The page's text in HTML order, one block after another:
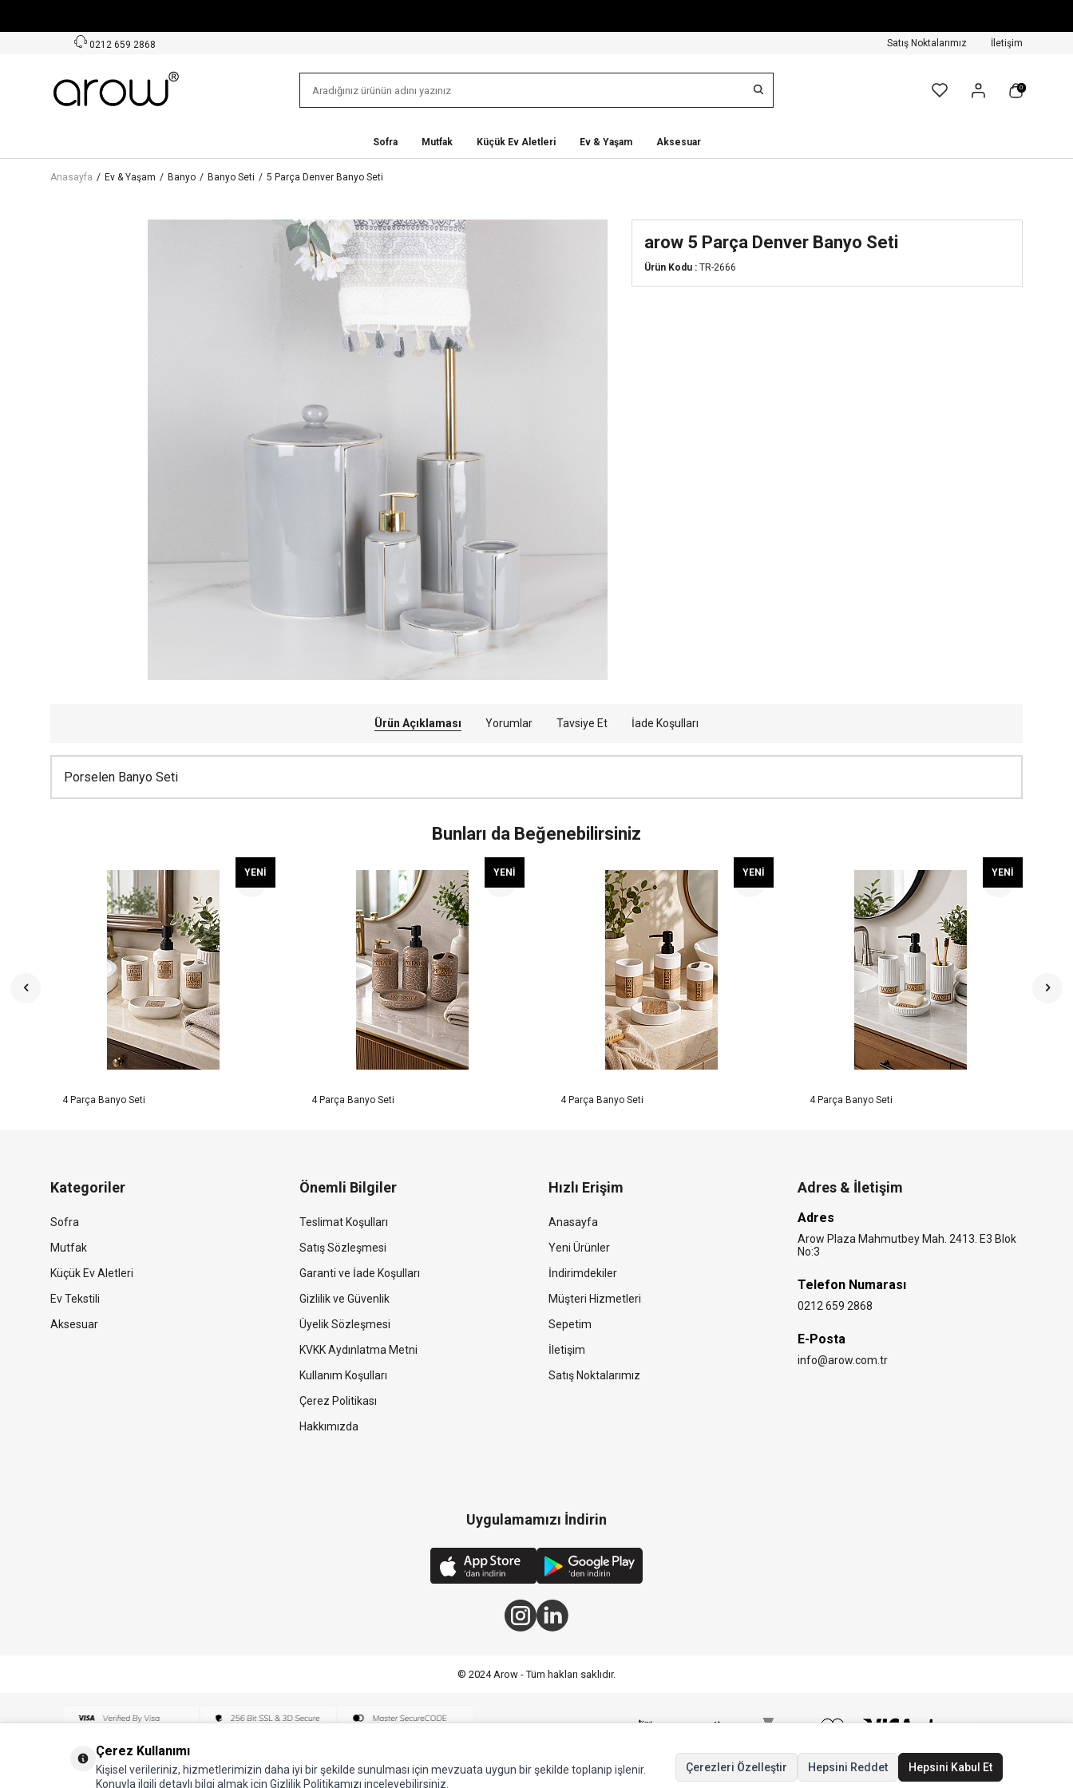
0212 659 2868 Satış Noktalarımız İletişim
0
Sofra Mutfak Küçük Ev Aletleri Ev & Yaşam Aksesuar
Anasayfa / Ev & Yaşam / Banyo / Banyo Seti / 5 Parça Denver Banyo Seti
arow 5 Parça Denver Banyo Seti
Ürün Kodu : TR-2666
Ürün Açıklaması Yorumlar Tavsiye Et İade Koşulları
Porselen Banyo Seti
Bunları da Beğenebilirsiniz
YENI
4 Parça Banyo Seti
YENI
4 Parça Banyo Seti
YENI
4 Parça Banyo Seti
YENI
4 Parça Banyo Seti
Kategoriler
Sofra
Mutfak
Küçük Ev Aletleri
Ev Tekstili
Aksesuar
Önemli Bilgiler
Teslimat Koşulları
Satış Sözleşmesi
Garanti ve İade Koşulları
Gizlilik ve Güvenlik
Üyelik Sözleşmesi
KVKK Aydınlatma Metni
Kullanım Koşulları
Çerez Politikası
Hakkımızda
Hızlı Erişim
Anasayfa
Yeni Ürünler
İndirimdekiler
Müşteri Hizmetleri
Sepetim
İletişim
Satış Noktalarımız
Adres & İletişim
Adres
Arow Plaza Mahmutbey Mah. 2413. E3 Blok
No:3
Telefon Numarası
0212 659 2868
E-Posta
info@arow.com.tr
Uygulamamızı İndirin
© 2024 Arow - Tüm hakları saklıdır.
Çerez Kullanımı
Kişisel verileriniz, hizmetlerimizin daha iyi bir şekilde sunulması için mevzuata uygun bir şekilde toplanıp işlenir.
Konuyla ilgili detaylı bilgi almak için Gizlilik Politikamızı inceleyebilirsiniz.
Çerezleri Özelleştir Hepsini Reddet Hepsini Kabul Et